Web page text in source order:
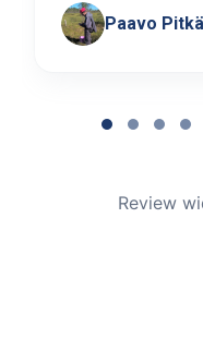
Paavo
Review